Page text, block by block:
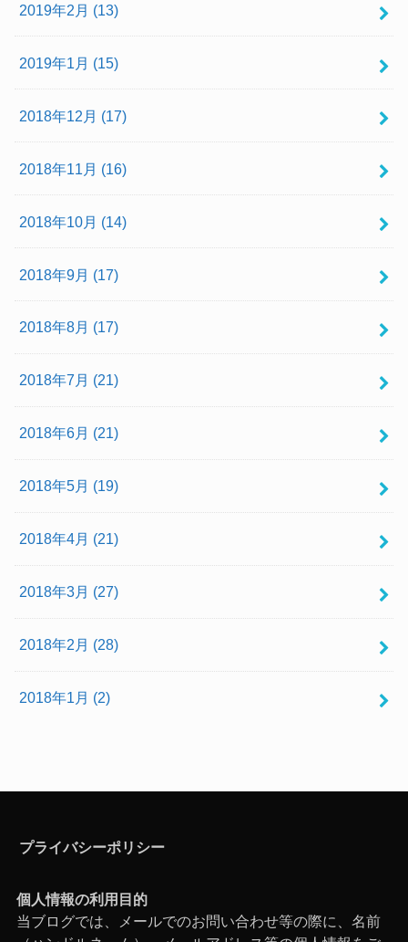
2019年2月 (13)
2019年1月 (15)
2018年12月 (17)
2018年11月 (16)
2018年10月 (14)
2018年9月 (17)
2018年8月 (17)
2018年7月 (21)
2018年6月 (21)
2018年5月 (19)
2018年4月 (21)
2018年3月 (27)
2018年2月 (28)
2018年1月 (2)
プライバシーポリシー
個人情報の利用目的
当ブログでは、メールでのお問い合わせ等の際に、名前